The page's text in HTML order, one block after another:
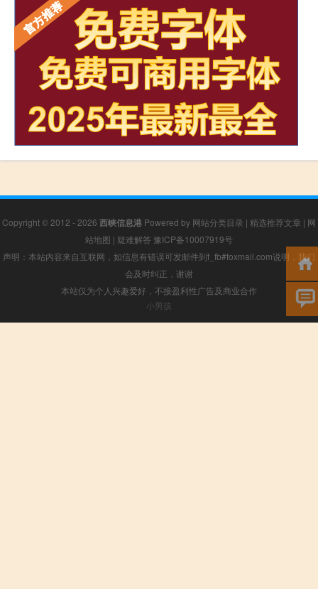
Copyright © 2012 - 2026 西峡信息港 Powered by 网站分类目录 | 精选推荐文章 | 网
站地图 | 疑难解答 豫ICP备10007919号
声明：本站内容来自互联网，如信息有错误可发邮件到f_fb#foxmail.com说明，我们
会及时纠正，谢谢
本站仅为个人兴趣爱好，不接盈利性广告及商业合作
小男孩